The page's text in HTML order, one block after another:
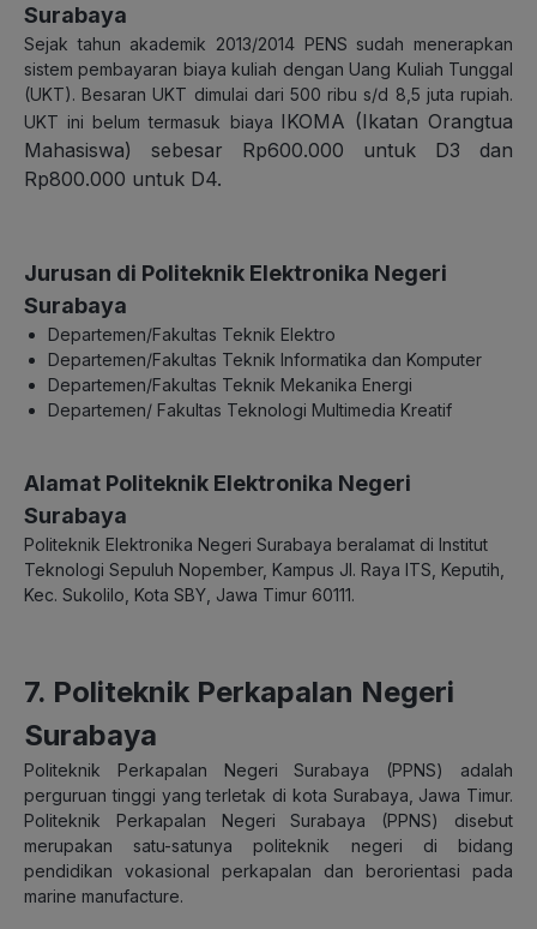
Surabaya
Sejak tahun akademik 2013/2014 PENS sudah menerapkan
sistem pembayaran biaya kuliah dengan Uang Kuliah Tunggal
(UKT). Besaran UKT dimulai dari 500 ribu s/d 8,5 juta rupiah.
UKT ini belum termasuk biaya IKOMA (Ikatan Orangtua
Mahasiswa) sebesar Rp600.000 untuk D3 dan
Rp800.000 untuk D4.
Jurusan di Politeknik Elektronika Negeri
Surabaya
Departemen/Fakultas Teknik Elektro
Departemen/Fakultas Teknik Informatika dan Komputer
Departemen/Fakultas Teknik Mekanika Energi
Departemen/ Fakultas Teknologi Multimedia Kreatif
Alamat Politeknik Elektronika Negeri
Surabaya
Politeknik Elektronika Negeri Surabaya beralamat di Institut
Teknologi Sepuluh Nopember, Kampus Jl. Raya ITS, Keputih,
Kec. Sukolilo, Kota SBY, Jawa Timur 60111.
7. Politeknik Perkapalan Negeri
Surabaya
Politeknik Perkapalan Negeri Surabaya (PPNS) adalah
perguruan tinggi yang terletak di kota Surabaya, Jawa Timur.
Politeknik Perkapalan Negeri Surabaya (PPNS) disebut
merupakan satu-satunya politeknik negeri di bidang
pendidikan vokasional perkapalan dan berorientasi pada
marine manufacture.